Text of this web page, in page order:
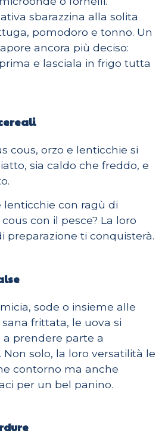
sbarazzina alla solita
pomodoro e tonno. Un
ancora più deciso:
e lasciala in frigo tutta
cous, orzo e lenticchie si
sia caldo che freddo, e
lenticchie con ragù di
con il pesce? La loro
preparazione ti conquisterà.
sode o insieme alle
frittata, le uova si
prendere parte a
solo, la loro versatilità le
contorno ma anche
per un bel panino.